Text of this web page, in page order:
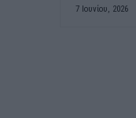
7 Ιουνίου, 2026